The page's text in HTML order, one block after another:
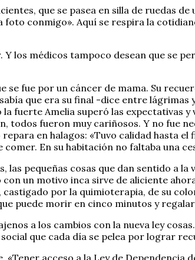
que se pasea en silla de ruedas
foto conmigo». Aquí se respira la
los médicos tampoco desean que se
se fue por un cáncer de mama. Su
que era su final -dice entre
fuerte Amelia superó las expectativas
todos fueron muy cariñosos. Y no fue
en halagos: «Tuvo calidad hasta
comer. En su habitación no faltaba una
las pequeñas cosas que dan sentido a
un motivo inca sirve de aliciente
castigado por la quimioterapia, de su
puede morir en cinco minutos y
a los cambios con la nueva ley
que cada día se pelea por lograr
«Tener acceso a la Ley de Dependencia